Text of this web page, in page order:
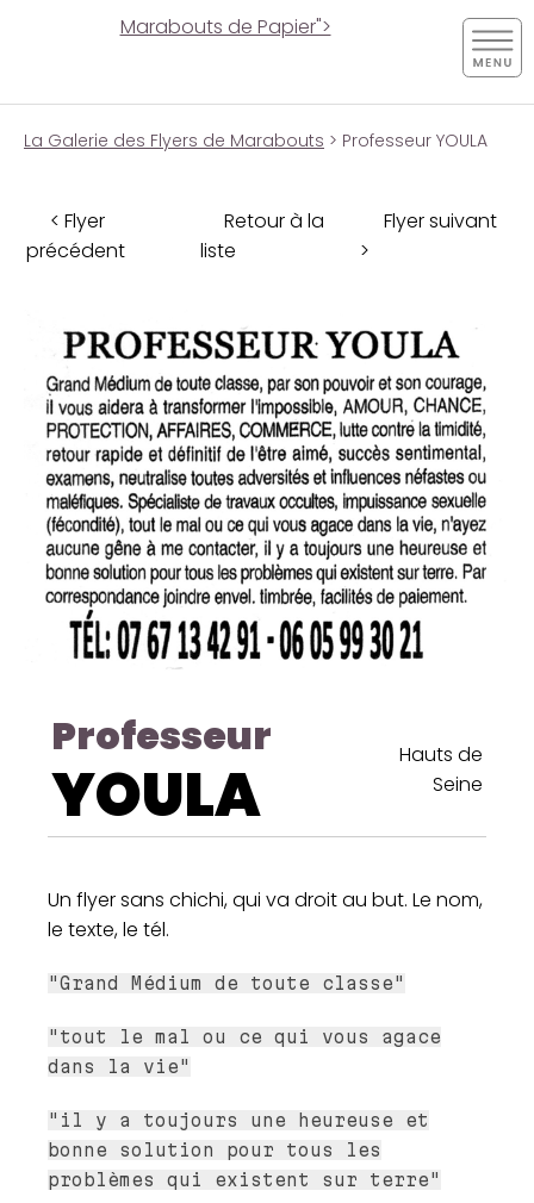
Marabouts de Papier">
La Galerie des Flyers de Marabouts > Professeur YOULA
< Flyer
précédent
Retour à la
liste
Flyer suivant
>
Professeur
YOULA
Hauts de
Seine
Un flyer sans chichi, qui va droit au but. Le nom,
le texte, le tél.
"Grand Médium de toute classe"
"tout le mal ou ce qui vous agace
dans la vie"
"il y a toujours une heureuse et
bonne solution pour tous les
problèmes qui existent sur terre"